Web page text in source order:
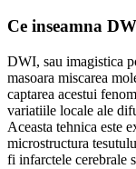
Ce inseamna
DWI, sau imagistica
masoara miscarea
captarea acestui
variatiile locale ale
Aceasta tehnica este
microstructura
fi infarctele cerebrale